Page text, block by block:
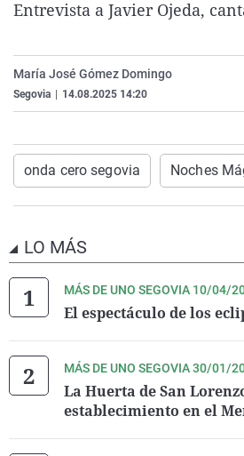
Entrevista a Javier Ojeda,
María José Gómez Domingo
Segovia 14.08.2025 14:20
onda cero segovia Noches
LO MÁS
MÁS DE UNO SEGOVIA 10/04/
El espectáculo de los
MÁS DE UNO SEGOVIA 30/01/
La Huerta de San
establecimiento en el